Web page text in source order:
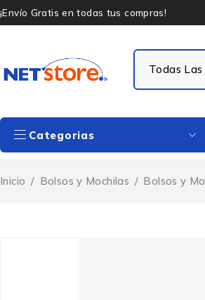
¡Envío Gratis en todas tus compras!
Categorias
Inicio / Bolsos y Mochilas / Bolsos y